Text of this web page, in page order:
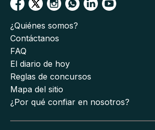
¿Quiénes somos?
Contáctanos
FAQ
El diario de hoy
Reglas de concursos
Mapa del sitio
¿Por qué confiar en nosotros?